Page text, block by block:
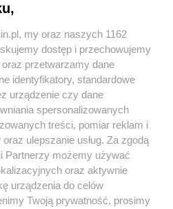
1 / 0
regulamin korzystania z portali
Skontakuj sięz nami
Kontakt
Wydawca
Redakcja
my oraz naszych 1162
dostęp i przechowujemy
przetwarzamy dane
identyfikatory, standardowe
urządzenie czy dane
spersonalizowanych
treści, pomiar reklam i
ulepszanie usług. Za zgodą
Partnerzy możemy używać
oraz aktywnie
urządzenia do celów
Twoją prywatność, prosimy